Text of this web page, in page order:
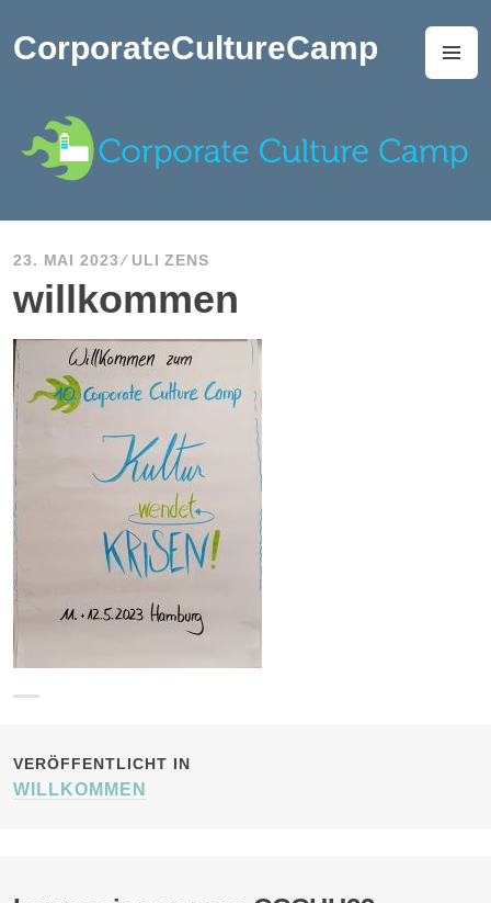
Inhalt
springen
CorporateCultureCamp
23. MAI 2023 ULI ZENS
willkommen
BEITRAGSNAVIGATION
VERÖFFENTLICHT IN
WILLKOMMEN